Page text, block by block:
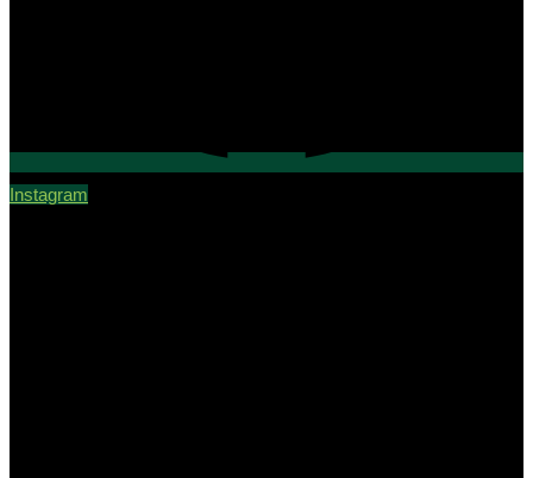
Instagram